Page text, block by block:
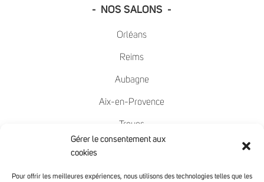
Gérer le consentement aux
cookies
Pour offrir les meilleures expériences, nous utilisons des technologies telles que les
- NOS SALONS -
Orléans
Reims
Aubagne
Aix-en-Provence
Troyes